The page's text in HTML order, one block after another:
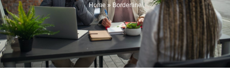
Home » Borderline